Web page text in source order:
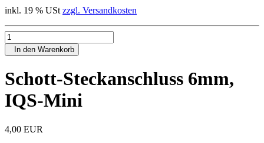
inkl. 19 % USt zzgl. Versandkosten
In den Warenkorb
Schott-Steckanschluss 6mm,
IQS-Mini
4,00 EUR